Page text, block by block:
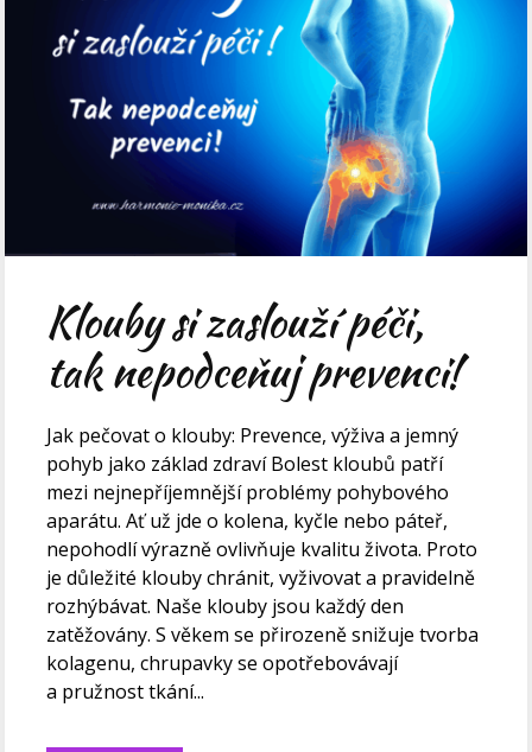
Klouby si zaslouží péči,
tak nepodceňuj prevenci!
Jak pečovat o klouby: Prevence, výživa a jemný
pohyb jako základ zdraví Bolest kloubů patří
mezi nejnepříjemnější problémy pohybového
aparátu. Ať už jde o kolena, kyčle nebo páteř,
nepohodlí výrazně ovlivňuje kvalitu života. Proto
je důležité klouby chránit, vyživovat a pravidelně
rozhýbávat. Naše klouby jsou každý den
zatěžovány. S věkem se přirozeně snižuje tvorba
kolagenu, chrupavky se opotřebovávají
a pružnost tkání...